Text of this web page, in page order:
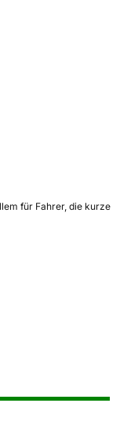
für Fahrer, die kurze